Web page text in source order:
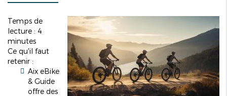
Temps de
lecture : 4
minutes
Ce qu'il faut
retenir :
Aix eBike
& Guide
offre des